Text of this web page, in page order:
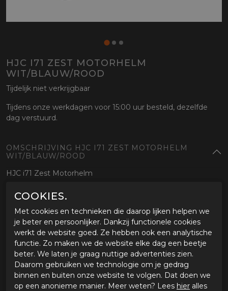
HJC I71 ZEST MOTORHELM
WIT/BLAUW/ROOD
Tijdelijk niet verkrijgbaar
Tijdens onze werkdagen voor 15:00 uur besteld, dezelfde
dag verstuurd.
OMSCHRIJVING HJC I71 ZEST MOTORHELM
WIT/BLAUW/ROOD
HJC i71 Zest Motorhelm
GERELATEERDE PRODUCTEN
-33%
COOKIES.
Met cookies en technieken die daarop lijken helpen we
je beter en persoonlijker. Dankzij functionele cookies
werkt de website goed. Ze hebben ook een analytische
functie. Zo maken we de website elke dag een beetje
beter. We laten je graag nuttige advertenties zien.
Daarom gebruiken we technologie om je gedrag
binnen en buiten onze website te volgen. Dat doen we
op een anonieme manier. Meer weten? Lees hier alles